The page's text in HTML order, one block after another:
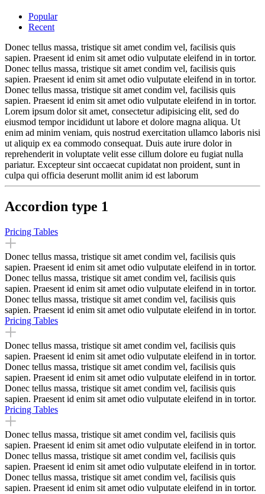
Popular
Recent
Donec tellus massa, tristique sit amet condim vel, facilisis quis
sapien. Praesent id enim sit amet odio vulputate eleifend in in tortor.
Donec tellus massa, tristique sit amet condim vel, facilisis quis
sapien. Praesent id enim sit amet odio vulputate eleifend in in tortor.
Donec tellus massa, tristique sit amet condim vel, facilisis quis
sapien. Praesent id enim sit amet odio vulputate eleifend in in tortor.
Lorem ipsum dolor sit amet, consectetur adipisicing elit, sed do
eiusmod tempor incididunt ut labore et dolore magna aliqua. Ut
enim ad minim veniam, quis nostrud exercitation ullamco laboris nisi
ut aliquip ex ea commodo consequat. Duis aute irure dolor in
reprehenderit in voluptate velit esse cillum dolore eu fugiat nulla
pariatur. Excepteur sint occaecat cupidatat non proident, sunt in
culpa qui officia deserunt mollit anim id est laborum
Accordion type 1
Pricing Tables
Donec tellus massa, tristique sit amet condim vel, facilisis quis
sapien. Praesent id enim sit amet odio vulputate eleifend in in tortor.
Donec tellus massa, tristique sit amet condim vel, facilisis quis
sapien. Praesent id enim sit amet odio vulputate eleifend in in tortor.
Donec tellus massa, tristique sit amet condim vel, facilisis quis
sapien. Praesent id enim sit amet odio vulputate eleifend in in tortor.
Pricing Tables
Donec tellus massa, tristique sit amet condim vel, facilisis quis
sapien. Praesent id enim sit amet odio vulputate eleifend in in tortor.
Donec tellus massa, tristique sit amet condim vel, facilisis quis
sapien. Praesent id enim sit amet odio vulputate eleifend in in tortor.
Donec tellus massa, tristique sit amet condim vel, facilisis quis
sapien. Praesent id enim sit amet odio vulputate eleifend in in tortor.
Pricing Tables
Donec tellus massa, tristique sit amet condim vel, facilisis quis
sapien. Praesent id enim sit amet odio vulputate eleifend in in tortor.
Donec tellus massa, tristique sit amet condim vel, facilisis quis
sapien. Praesent id enim sit amet odio vulputate eleifend in in tortor.
Donec tellus massa, tristique sit amet condim vel, facilisis quis
sapien. Praesent id enim sit amet odio vulputate eleifend in in tortor.